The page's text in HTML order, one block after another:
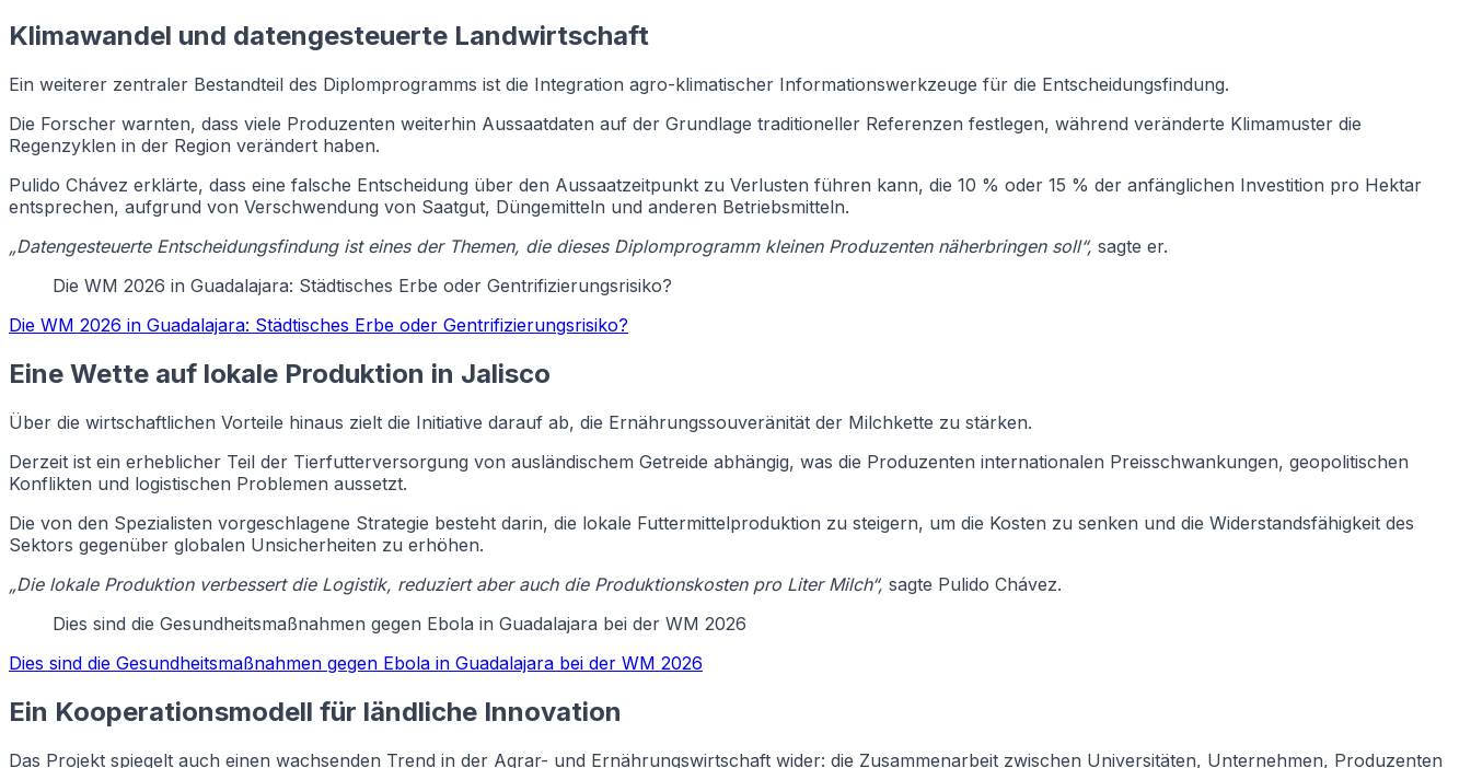
Klimawandel und datengesteuerte Landwirtschaft
Ein weiterer zentraler Bestandteil des Diplomprogramms ist die Integration agro-klimatischer Informationswerkzeuge für die Entscheidungsfindung.
Die Forscher warnten, dass viele Produzenten weiterhin Aussaatdaten auf der Grundlage traditioneller Referenzen festlegen, während veränderte Klimamuster die
Regenzyklen in der Region verändert haben.
Pulido Chávez erklärte, dass eine falsche Entscheidung über den Aussaatzeitpunkt zu Verlusten führen kann, die 10 % oder 15 % der anfänglichen Investition pro Hektar
entsprechen, aufgrund von Verschwendung von Saatgut, Düngemitteln und anderen Betriebsmitteln.
„Datengesteuerte Entscheidungsfindung ist eines der Themen, die dieses Diplomprogramm kleinen Produzenten näherbringen soll“, sagte er.
Die WM 2026 in Guadalajara: Städtisches Erbe oder Gentrifizierungsrisiko?
Die WM 2026 in Guadalajara: Städtisches Erbe oder Gentrifizierungsrisiko?
Eine Wette auf lokale Produktion in Jalisco
Über die wirtschaftlichen Vorteile hinaus zielt die Initiative darauf ab, die Ernährungssouveränität der Milchkette zu stärken.
Derzeit ist ein erheblicher Teil der Tierfutterversorgung von ausländischem Getreide abhängig, was die Produzenten internationalen Preisschwankungen, geopolitischen
Konflikten und logistischen Problemen aussetzt.
Die von den Spezialisten vorgeschlagene Strategie besteht darin, die lokale Futtermittelproduktion zu steigern, um die Kosten zu senken und die Widerstandsfähigkeit des
Sektors gegenüber globalen Unsicherheiten zu erhöhen.
„Die lokale Produktion verbessert die Logistik, reduziert aber auch die Produktionskosten pro Liter Milch“, sagte Pulido Chávez.
Dies sind die Gesundheitsmaßnahmen gegen Ebola in Guadalajara bei der WM 2026
Dies sind die Gesundheitsmaßnahmen gegen Ebola in Guadalajara bei der WM 2026
Ein Kooperationsmodell für ländliche Innovation
Das Projekt spiegelt auch einen wachsenden Trend in der Agrar- und Ernährungswirtschaft wider: die Zusammenarbeit zwischen Universitäten, Unternehmen, Produzenten